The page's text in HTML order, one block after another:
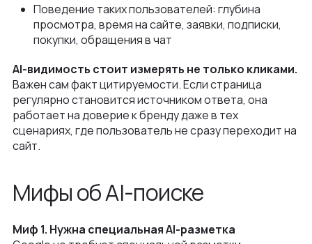
Поведение таких пользователей: глубина
просмотра, время на сайте, заявки, подписки,
покупки, обращения в чат
AI-видимость стоит измерять не только кликами.
Важен сам факт цитируемости. Если страница
регулярно становится источником ответа, она
работает на доверие к бренду даже в тех
сценариях, где пользователь не сразу переходит на
сайт.
Мифы об AI-поиске
Миф 1. Нужна специальная AI-разметка